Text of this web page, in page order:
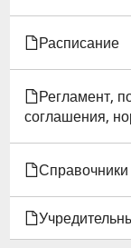
И
(ИЛИ)
Расписание
Регламент,
соглашения,
Справочники